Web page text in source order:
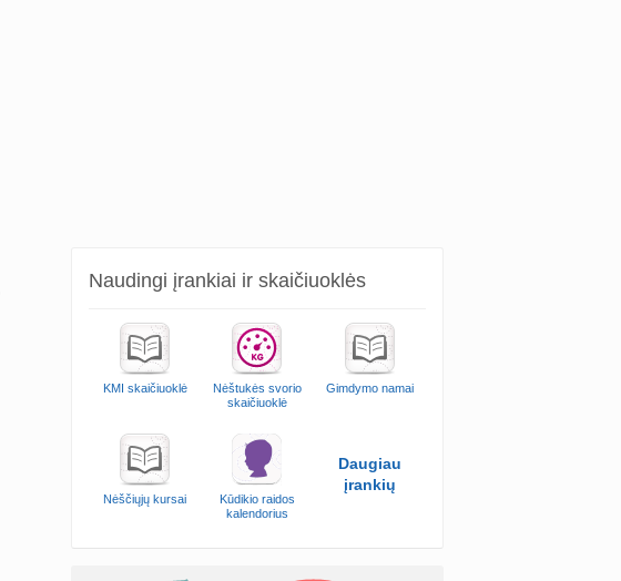
Naudingi įrankiai ir skaičiuoklės
KMI skaičiuoklė
Nėštukės svorio
skaičiuoklė
Gimdymo namai
Nėščiųjų kursai
Kūdikio raidos
kalendorius
Daugiau
įrankių